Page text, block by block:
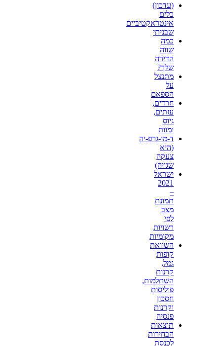
(עדכון)
כלים
אינטראקטיביים
שבניתי
כמה
שווה
הדירה
שלך?
מתנצל
על
הספאם
חרדים,
עזתים,
גיוס
ומוות
ד-מו-גרפ-יה
(היא
צעקה
שגויה)
ישראל
2021
–
תמונת
מצב
לפי
רשויות
מקומיות
השוואת
קופות
גמל,
קרנות
השתלמות,
פוליסות
חסכון
וקרנות
פנסיה
תוצאות
הבחירות
לכנסת